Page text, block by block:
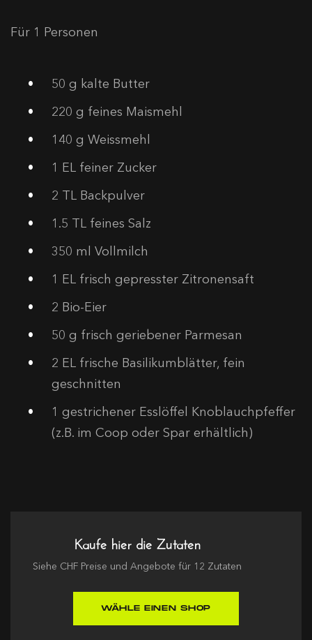
Für 1 Personen
50 g kalte Butter
220 g feines Maismehl
140 g Weissmehl
1 EL feiner Zucker
2 TL Backpulver
1.5 TL feines Salz
350 ml Vollmilch
1 EL frisch gepresster Zitronensaft
2 Bio-Eier
50 g frisch geriebener Parmesan
2 EL frische Basilikumblätter, fein
geschnitten
1 gestrichener Esslöffel Knoblauchpfeffer
(z.B. im Coop oder Spar erhältlich)
Kaufe hier die Zutaten
Siehe CHF Preise und Angebote für 12 Zutaten
WÄHLE EINEN SHOP